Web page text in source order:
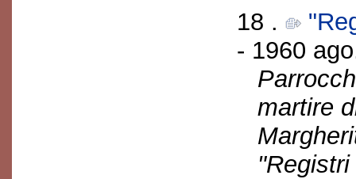
18 .
- 1960
martire